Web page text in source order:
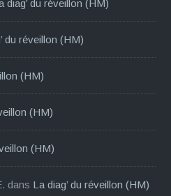
diag’ du réveillon (HM)
du réveillon (HM)
(HM)
(HM)
(HM)
dans La diag’ du réveillon (HM)